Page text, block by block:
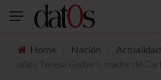
Home Nación Actualidad